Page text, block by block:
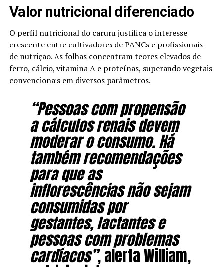
Valor nutricional diferenciado
O perfil nutricional do caruru justifica o interesse
crescente entre cultivadores de PANCs e profissionais
de nutrição. As folhas concentram teores elevados de
ferro, cálcio, vitamina A e proteínas, superando vegetais
convencionais em diversos parâmetros.
“Pessoas com propensão
a cálculos renais devem
moderar o consumo. Há
também recomendações
para que as
inflorescências não sejam
consumidas por
gestantes, lactantes e
pessoas com problemas
cardíacos”, alerta William,